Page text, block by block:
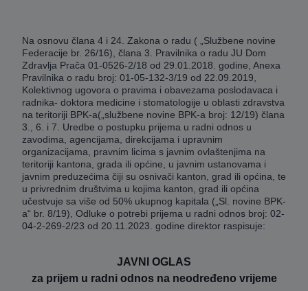
Na osnovu člana 4 i 24. Zakona o radu ( „Službene novine
Federacije br. 26/16), člana 3. Pravilnika o radu JU Dom
Zdravlja Prača 01-0526-2/18 od 29.01.2018. godine, Anexa
Pravilnika o radu broj: 01-05-132-3/19 od 22.09.2019,
Kolektivnog ugovora o pravima i obavezama poslodavaca i
radnika- doktora medicine i stomatologije u oblasti zdravstva
na teritoriji BPK-a(„službene novine BPK-a broj: 12/19) člana
3., 6. i 7. Uredbe o postupku prijema u radni odnos u
zavodima, agencijama, direkcijama i upravnim
organizacijama, pravnim licima s javnim ovlaštenjima na
teritoriji kantona, grada ili općine, u javnim ustanovama i
javnim preduzećima čiji su osnivači kanton, grad ili općina, te
u privrednim društvima u kojima kanton, grad ili općina
učestvuje sa više od 50% ukupnog kapitala („Sl. novine BPK-
a“ br. 8/19), Odluke o potrebi prijema u radni odnos broj: 02-
04-2-269-2/23 od 20.11.2023. godine direktor raspisuje:
JAVNI OGLAS
za prijem u radni odnos na neodređeno vrijeme